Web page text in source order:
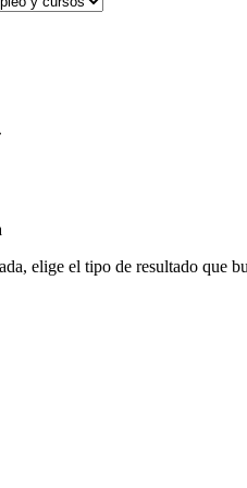
elige el tipo de resultado que